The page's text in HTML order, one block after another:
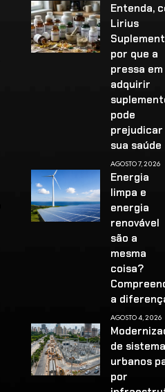
Entenda,
Lirius
por que a
pressa em
adquirir
pode
prejudicar
sua
AGOSTO 7, 2026
Energia
limpa e
energia
renovável
são a
mesma
coisa?
a
AGOSTO 4, 2026
de
urbanos
por